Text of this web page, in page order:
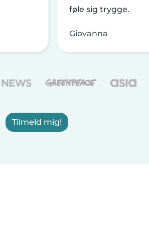
føle sig trygge.
Giovanna
Tilmeld mig!